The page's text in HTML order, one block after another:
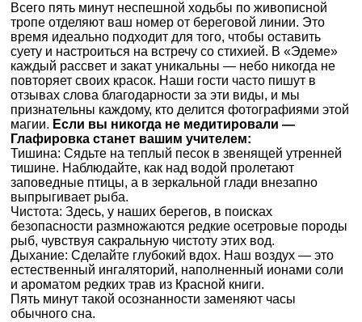
Всего пять минут неспешной ходьбы по живописной
тропе отделяют ваш номер от береговой линии. Это
время идеально подходит для того, чтобы оставить
суету и настроиться на встречу со стихией. В «Эдеме»
каждый рассвет и закат уникальны — небо никогда не
повторяет своих красок. Наши гости часто пишут в
отзывах слова благодарности за эти виды, и мы
признательны каждому, кто делится фотографиями этой
магии. Если вы никогда не медитировали —
Глафировка станет вашим учителем:
Тишина: Сядьте на теплый песок в звенящей утренней
тишине. Наблюдайте, как над водой пролетают
заповедные птицы, а в зеркальной глади внезапно
выпрыгивает рыба.
Чистота: Здесь, у наших берегов, в поисках
безопасности размножаются редкие осетровые породы
рыб, чувствуя сакральную чистоту этих вод.
Дыхание: Сделайте глубокий вдох. Наш воздух — это
естественный ингаляторий, наполненный ионами соли
и ароматом редких трав из Красной книги.
Пять минут такой осознанности заменяют часы
обычного сна.